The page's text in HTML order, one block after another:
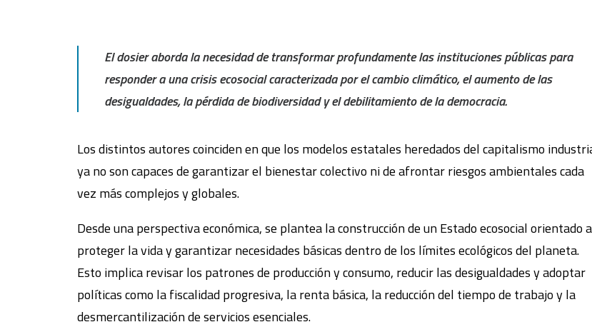
El dosier aborda la necesidad de transformar profundamente las instituciones públicas para
responder a una crisis ecosocial caracterizada por el cambio climático, el aumento de las
desigualdades, la pérdida de biodiversidad y el debilitamiento de la democracia.
Los distintos autores coinciden en que los modelos estatales heredados del capitalismo
ya no son capaces de garantizar el bienestar colectivo ni de afrontar riesgos ambientales cada
vez más complejos y globales.
Desde una perspectiva económica, se plantea la construcción de un Estado ecosocial orientado a
proteger la vida y garantizar necesidades básicas dentro de los límites ecológicos del planeta.
Esto implica revisar los patrones de producción y consumo, reducir las desigualdades y adoptar
políticas como la fiscalidad progresiva, la renta básica, la reducción del tiempo de trabajo y la
desmercantilización de servicios esenciales.